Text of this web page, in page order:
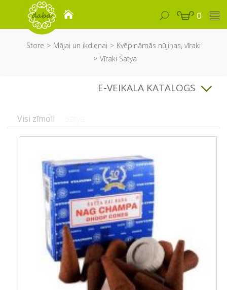
0
Store Mājai un ikdienai
Kvēpināmās nūjiņas, vīraki
Vīraki Satya
E-VEIKALA KATALOGS
Visi zīmoli